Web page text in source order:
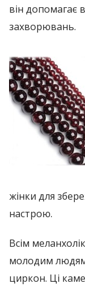
він допомагає
захворювань.
жінки для
настрою.
Всім
молодим людям
циркон. Ці